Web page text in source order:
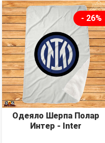
- 26%
Одеяло Шерпа Полар
Интер - Inter